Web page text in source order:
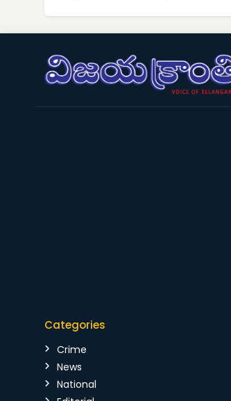
Categories
Crime
News
National